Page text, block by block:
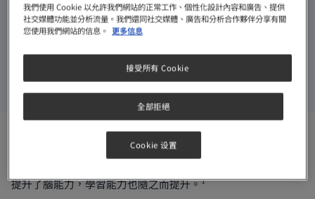
6 月 12, 2023 2分鐘
審校︰遊戲專家 卓王詠詩博士(Dr. PLAY Ltd執行總監)
從穿衣服到完成功課，在日常生活中的每件事都運用到執行功
能。而執行功能是指完成目標的能力，主要由靈活思考能力、
提升了腦能力，學習能力也隨之而提升。1
我們使用 Cookie 以允許我們網站的正常工作、個性化設計內容和廣告、提供
社交媒體功能並分析流量。我們還同社交媒體、廣告和分析合作夥伴分享有關
您使用我們網站的信息。 更多信息
全部拒絕
接受所有 Cookie
Cookie 设置